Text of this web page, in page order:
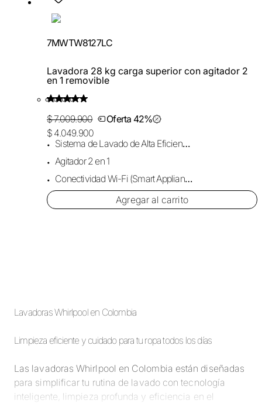
7MWTW8127LC
Lavadora 28 kg carga superior con agitador 2
en 1 removible
$ 7.009.900
Oferta 42%
$ 4.049.900
Sistema de Lavado de Alta Eficiencia HE
Agitador 2 en 1
Conectividad Wi-Fi (Smart Appliance)
Agregar al carrito
Lavadoras Whirlpool en Colombia
Limpieza eficiente y cuidado para tu ropa todos los días
Las lavadoras Whirlpool en Colombia están diseñadas
para simplificar tu rutina de lavado con tecnología
inteligente, limpieza profunda y eficiencia en el